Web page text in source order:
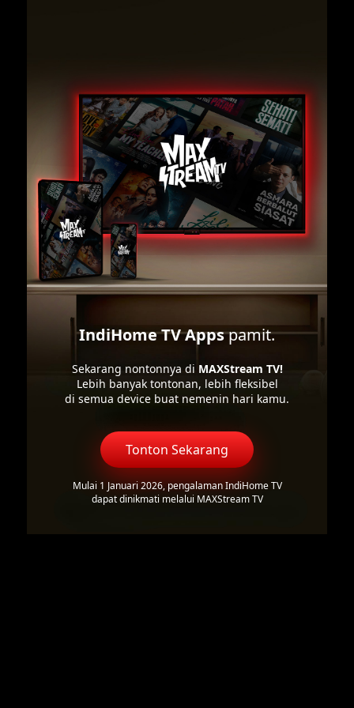
IndiHome TV Appspamit.
Sekarang nontonnya di MAXStream TV!
Lebih banyak tontonan, lebih fleksibel
di semua device buat nemenin hari kamu.
Tonton Sekarang
Mulai 1 Januari 2026, pengalaman IndiHome TV
dapat dinikmati melalui MAXStream TV